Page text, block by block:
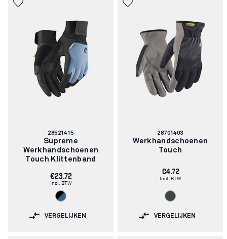
Artikelnummer:
28521415
Supreme
Werkhandschoenen
Touch Klittenband
€23.72
Incl. BTW
VERGELIJKEN
Artikelnummer:
28701403
Werkhandschoenen
Touch
€4.72
Incl. BTW
VERGELIJKEN